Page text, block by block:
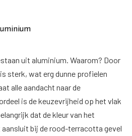
uit aluminium. Waarom? Door
sterk, wat erg dunne profielen
alle aandacht naar de
is de keuzevrijheid op het vlak
dat de kleur van het
bij de rood-terracotta gevel